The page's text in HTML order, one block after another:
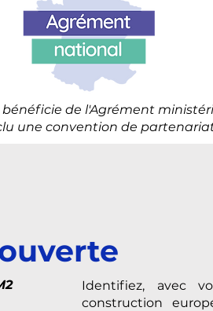
de l'Agrément
une convention de
Identifiez, avec
construction